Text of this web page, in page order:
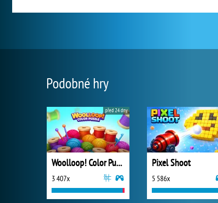
Podobné hry
Woolloop! Color Puzzle
3 407x
před 24 dny
Pixel Shoot
5 586x